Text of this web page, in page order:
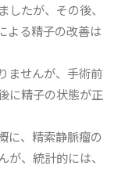
たが、その後、
よる精子の改善は
ませんが、手術前
に精子の状態が正
に、精索静脈瘤の
、統計的には、